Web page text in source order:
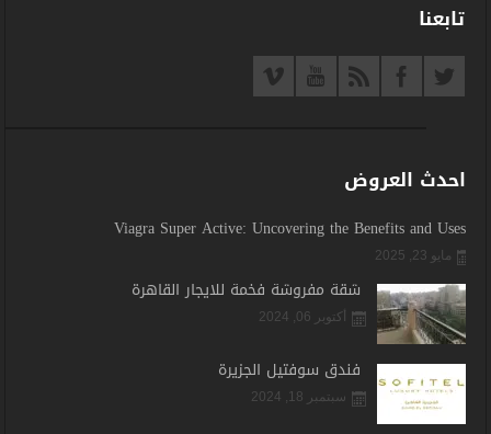
تابعنا
احدث العروض
Viagra Super Active: Uncovering the Benefits and Uses
مايو 23, 2025
شقة مفروشة فخمة للايجار القاهرة
أكتوبر 06, 2024
فندق سوفتيل الجزيرة
سبتمبر 18, 2024